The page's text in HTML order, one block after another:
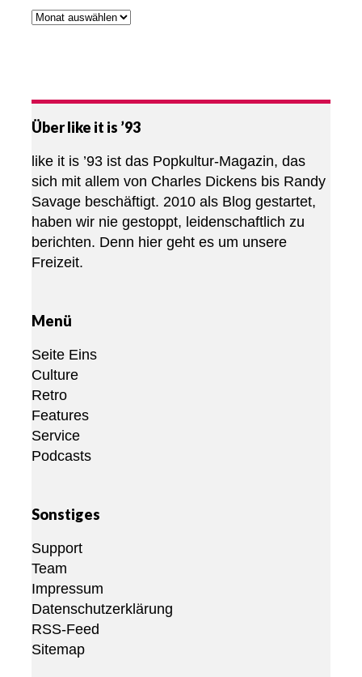
Über like it is ’93
like it is ’93 ist das Popkultur-Magazin, das
sich mit allem von Charles Dickens bis Randy
Savage beschäftigt. 2010 als Blog gestartet,
haben wir nie gestoppt, leidenschaftlich zu
berichten. Denn hier geht es um unsere
Freizeit.
Menü
Seite Eins
Culture
Retro
Features
Service
Podcasts
Sonstiges
Support
Team
Impressum
Datenschutzerklärung
RSS-Feed
Sitemap